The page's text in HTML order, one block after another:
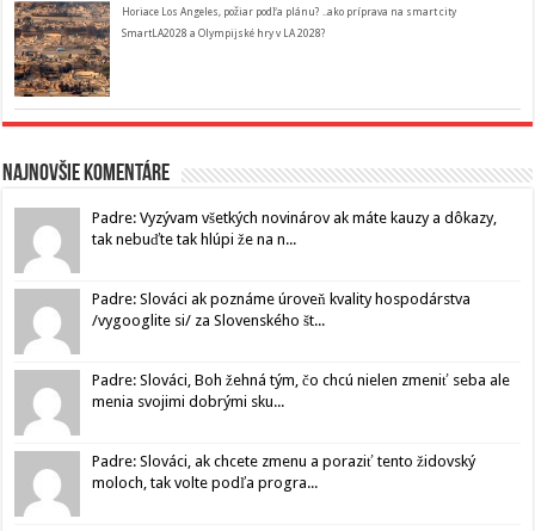
Horiace Los Angeles, požiar podľa plánu? ..ako príprava na smart city
SmartLA2028 a Olympijské hry v LA 2028?
Najnovšie komentáre
Padre: Vyzývam všetkých novinárov ak máte kauzy a dôkazy,
tak nebuďte tak hlúpi že na n...
Padre: Slováci ak poznáme úroveň kvality hospodárstva
/vygooglite si/ za Slovenského št...
Padre: Slováci, Boh žehná tým, čo chcú nielen zmeniť seba ale
menia svojimi dobrými sku...
Padre: Slováci, ak chcete zmenu a poraziť tento židovský
moloch, tak volte podľa progra...